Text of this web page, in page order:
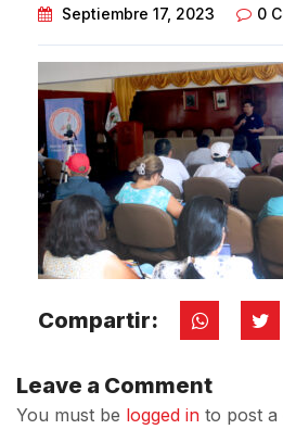
Septiembre 17, 2023
0
Compartir:
Leave a Comment
You must be logged in to post a